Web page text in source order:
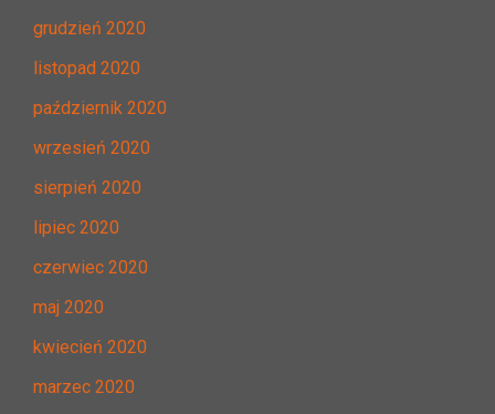
grudzień 2020
listopad 2020
październik 2020
wrzesień 2020
sierpień 2020
lipiec 2020
czerwiec 2020
maj 2020
kwiecień 2020
marzec 2020